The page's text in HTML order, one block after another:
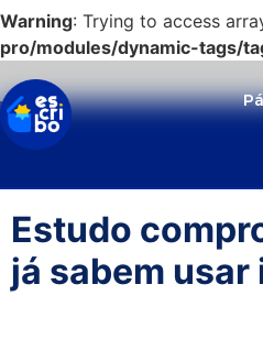
Warning: Trying to access
pro/modules/dynamic-tags/
Estudo
já sabem usar